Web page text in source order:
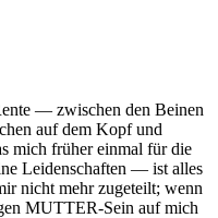
— zwischen den Beinen
auf dem Kopf und
mich früher einmal für die
Leidenschaften — ist alles
nicht mehr zugeteilt; wenn
MUTTER-Sein auf mich